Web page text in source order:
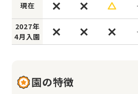
現在
2027年
4月入園
園の特徴